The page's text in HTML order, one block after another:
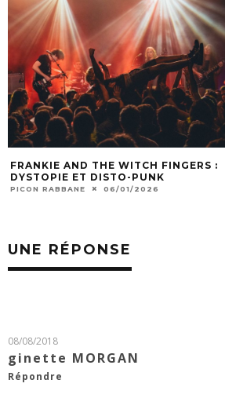
FRANKIE AND THE WITCH FINGERS :
DYSTOPIE ET DISTO-PUNK
PICON RABBANE 06/01/2026
UNE RÉPONSE
08/08/2018
ginette MORGAN
Répondre